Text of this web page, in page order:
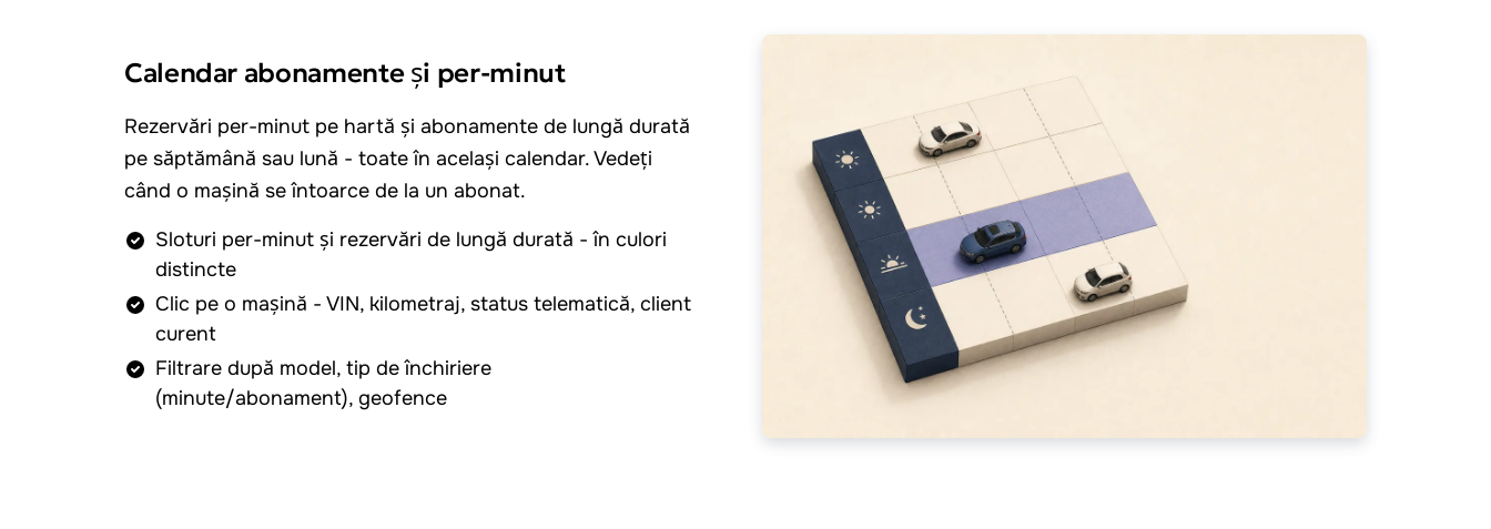
Calendar abonamente și per-minut
Rezervări per-minut pe hartă și abonamente de lungă durată
pe săptămână sau lună - toate în același calendar. Vedeți
când o mașină se întoarce de la un abonat.
Sloturi per-minut și rezervări de lungă durată - în culori
distincte
Clic pe o mașină - VIN, kilometraj, status telematică, client
curent
Filtrare după model, tip de închiriere
(minute/abonament), geofence